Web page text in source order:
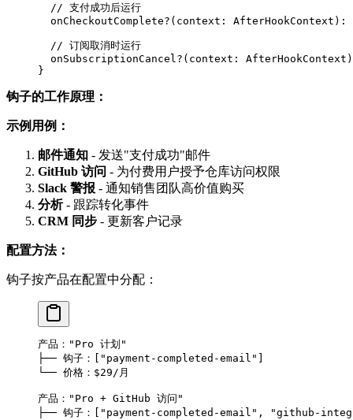
  // 支付成功后运行
  onCheckoutComplete
? ( context : AfterHookContext ) :
  // 订阅取消时运行
  onSubscriptionCancel
? ( context : AfterHookContext )
}
钩子的工作原理：
示例用例：
邮件通知 - 发送"支付成功"邮件
GitHub 访问 - 为付费用户授予仓库访问权限
Slack 警报 - 通知销售团队高价值购买
分析- 跟踪转化事件
CRM 同步 - 更新客户记录
配置方法：
钩子按产品在配置中分配：
产品："Pro 计划"
├── 钩子：["payment-completed-email"]
└── 价格：$29/月
产品："Pro + GitHub 访问"
├── 钩子：["payment-completed-email", "github-